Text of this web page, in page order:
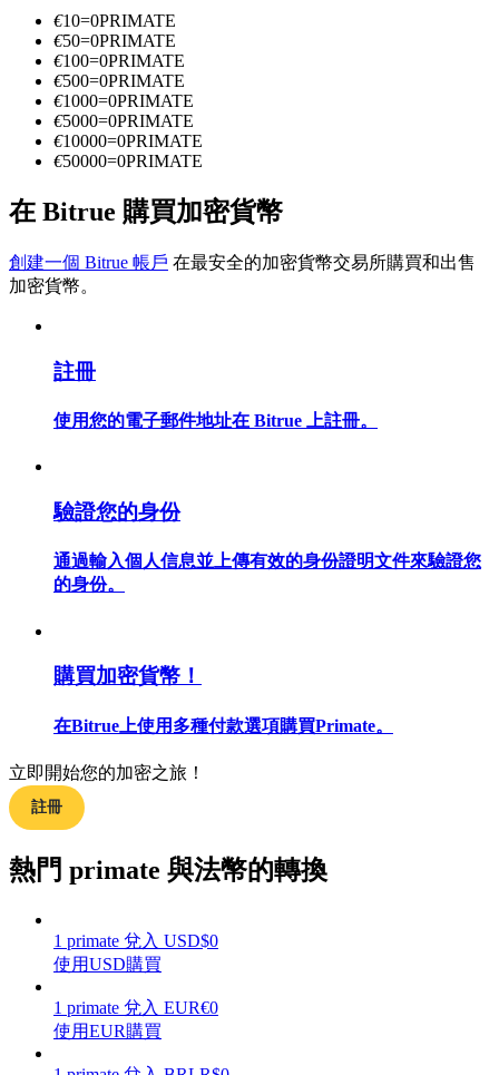
成為跟單交易員
坐享盈利分成和跟單分傭
合約資訊
合約指南
合約功能使用指南
交易策略
學習如何保持盈利
理財
€10=0PRIMATE
€50=0PRIMATE
€100=0PRIMATE
€500=0PRIMATE
€1000=0PRIMATE
€5000=0PRIMATE
€10000=0PRIMATE
€50000=0PRIMATE
在 Bitrue 購買加密貨幣
創建一個 Bitrue 帳戶 在最安全的加密貨幣交易所購買和出售
加密貨幣。
註冊
使用您的電子郵件地址在 Bitrue 上註冊。
驗證您的身份
通過輸入個人信息並上傳有效的身份證明文件來驗證您
的身份。
購買加密貨幣！
在Bitrue上使用多種付款選項購買Primate。
立即開始您的加密之旅！
註冊
熱門 primate 與法幣的轉換
1 primate 兌入 USD$0
使用USD購買
1 primate 兌入 EUR€0
使用EUR購買